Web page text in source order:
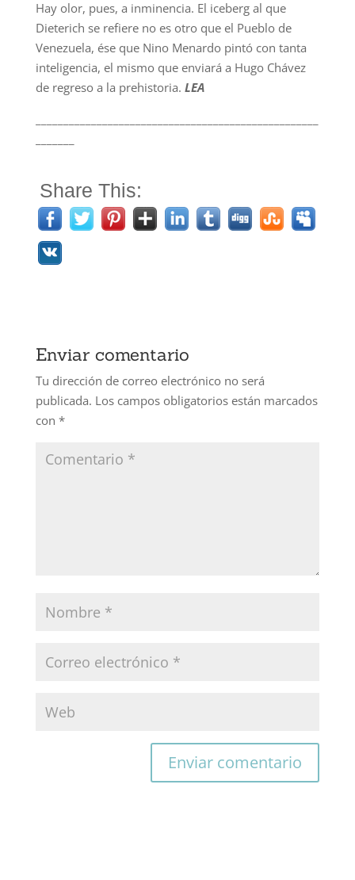
Hay olor, pues, a inminencia. El iceberg al que
Dieterich se refiere no es otro que el Pueblo de
Venezuela, ése que Nino Menardo pintó con tanta
inteligencia, el mismo que enviará a Hugo Chávez
de regreso a la prehistoria. LEA
Share This:
Enviar comentario
Tu dirección de correo electrónico no será
publicada. Los campos obligatorios están marcados
con *